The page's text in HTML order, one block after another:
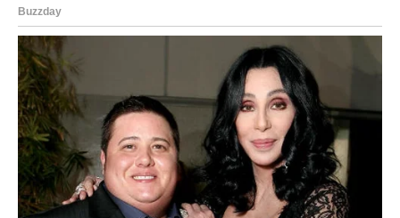
PRAVU ISTINU
Lavovi su često živeli za druge – da bi bili voljeni, priznati,
prihvaćeni. Iako su delovali samouvereno, mnogi Lavovi
su duboko u sebi osećali prazninu.
Sada dolazi trenutak istine.
Smisao života Lava dolazi kroz